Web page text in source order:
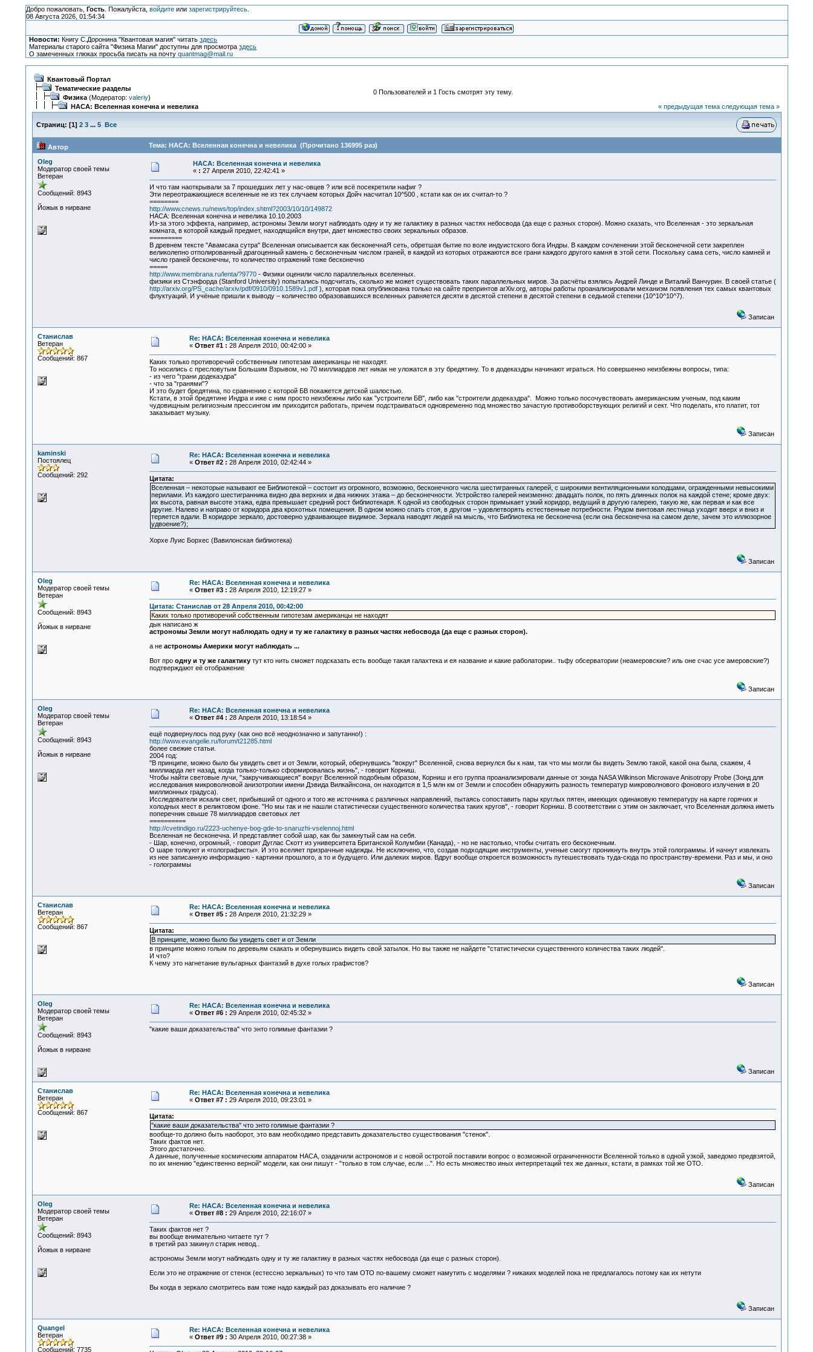
Добро пожаловать, Гость. Пожалуйста, войдитеили зарегистрируйтесь.
08 Августа 2026, 01:54:34
Новости: Книгу С.Доронина "Квантовая магия" читатьздесь
Материалы старого сайта "Физика Магии" доступны для просмотраздесь
О замеченных глюках просьба писать на почтуquantmag@mail.ru
Квантовый Портал
Тематические разделы
Физика(Модератор: valeriy)
НАСА: Вселенная конечна и невелика
0 Пользователей и 1 Гость смотрят эту тему.
« предыдущая тема следующая тема »
Страниц: [1] 2 3 ... 5 Все
Автор Тема: НАСА: Вселенная конечна и невелика (Прочитано 136995 раз)
Oleg
Модератор своей темы
Ветеран
Сообщений: 8943
Йожык в нирване
НАСА: Вселенная конечна и невелика
« : 27 Апреля 2010, 22:42:41 »
И что там наоткрывали за 7 прошедших лет у нас-овцев ? или всё посекретили нафиг ?
Эти переотражающиеся вселенные не из тех случаем которых Дойч насчитал 10^500 , кстати как он их считал-то ?
========
http://www.cnews.ru/news/top/index.shtml?2003/10/10/149872
НАСА: Вселенная конечна и невелика 10.10.2003
Из-за этого эффекта, например, астрономы Земли могут наблюдать одну и ту же галактику в разных частях небосвода (да еще с разных сторон). Можно сказать, что Вселенная - это зеркальная
комната, в которой каждый предмет, находящийся внутри, дает множество своих зеркальных образов.
=========
В древнем тексте "Авамсака сутра" Вселенная описывается как бесконечнаЯ сеть, обретшая бытие по воле индуистского бога Индры. В каждом сочленении этой бесконечной сети закреплен
великолепно отполированный драгоценный камень с бесконечным числом граней, в каждой из которых отражаются все грани каждого другого камня в этой сети. Поскольку сама сеть, число камней и
число граней бесконечны, то количество отражений тоже бесконечно
=====
http://www.membrana.ru/lenta/?9770- Физики оценили число параллельных вселенных.
физики из Стэнфорда (Stanford University) попытались подсчитать, сколько же может существовать таких параллельных миров. За расчёты взялись Андрей Линде и Виталий Ванчурин. В своей статье (
http://arxiv.org/PS_cache/arxiv/pdf/0910/0910.1589v1.pdf), которая пока опубликована только на сайте препринтов arXiv.org, авторы работы проанализировали механизм появления тех самых квантовых
флуктуаций. И учёные пришли к выводу – количество образовавшихся вселенных равняется десяти в десятой степени в десятой степени в седьмой степени (10^10^10^7).
Записан
Станислав
Ветеран
Сообщений: 867
Re: НАСА: Вселенная конечна и невелика
« Ответ #1 : 28 Апреля 2010, 00:42:00 »
Каких только противоречий собственным гипотезам американцы не находят.
То носились с пресловутым Большим Взрывом, но 70 миллиардов лет никак не уложатся в эту бредятину. То в додекаэдры начинают играться. Но совершенно неизбежны вопросы, типа:
- из чего "грани додекаэдра"
- что за "гранями"?
И это будет бредятина, по сравнению с которой БВ покажется детской шалостью.
Кстати, в этой бредятине Индра и иже с ним просто неизбежны либо как "устроители БВ", либо как "строители додекаэдра". Можно только посочувствовать американским ученым, под каким
чудовищным религиозным прессингом им приходится работать, причем подстраиваться одновременно под множество зачастую противоборствующих религий и сект. Что поделать, кто платит, тот
заказывает музыку.
Записан
kaminski
Постоялец
Сообщений: 292
Re: НАСА: Вселенная конечна и невелика
« Ответ #2 : 28 Апреля 2010, 02:42:44 »
Цитата:
Вселенная – некоторые называют ее Библиотекой – состоит из огромного, возможно, бесконечного числа шестигранных галерей, с широкими вентиляционными колодцами, огражденными невысокими
перилами. Из каждого шестигранника видно два верхних и два нижних этажа – до бесконечности. Устройство галерей неизменно: двадцать полок, по пять длинных полок на каждой стене; кроме двух:
их высота, равная высоте этажа, едва превышает средний рост библиотекаря. К одной из свободных сторон примыкает узкий коридор, ведущий в другую галерею, такую же, как первая и как все
другие. Налево и направо от коридора два крохотных помещения. В одном можно спать стоя, в другом – удовлетворять естественные потребности. Рядом винтовая лестница уходит вверх и вниз и
теряется вдали. В коридоре зеркало, достоверно удваивающее видимое. Зеркала наводят людей на мысль, что Библиотека не бесконечна (если она бесконечна на самом деле, зачем это иллюзорное
удвоение?);
Хорхе Луис Борхес (Вавилонская библиотека)
Записан
Oleg
Модератор своей темы
Ветеран
Сообщений: 8943
Йожык в нирване
Re: НАСА: Вселенная конечна и невелика
« Ответ #3 : 28 Апреля 2010, 12:19:27 »
Цитата: Станислав от 28 Апреля 2010, 00:42:00
Каких только противоречий собственным гипотезам американцы не находят
дык написано ж
астрономы Земли могут наблюдать одну и ту же галактику в разных частях небосвода (да еще с разных сторон).
а не астрономы Америки могут наблюдать ...
Вот про одну и ту же галактикутут кто нить сможет подсказать есть вообще такая галахтека и ея название и какие раболатории.. тьфу обсерватории (неамеровские? иль оне счас усе амеровские?)
подтверждают её отображение
Записан
Oleg
Модератор своей темы
Ветеран
Сообщений: 8943
Йожык в нирване
Re: НАСА: Вселенная конечна и невелика
« Ответ #4 : 28 Апреля 2010, 13:18:54 »
ещё подвернулось под руку (как оно всё неоднозначно и запутанно!) :
http://www.evangelie.ru/forum/t21285.html
более свежие статьи.
2004 год:
"В принципе, можно было бы увидеть свет и от Земли, который, обернувшись "вокруг" Вселенной, снова вернулся бы к нам, так что мы могли бы видеть Землю такой, какой она была, скажем, 4
миллиарда лет назад, когда только-только сформировалась жизнь", - говорит Корниш.
Чтобы найти световые лучи, "закручивающиеся" вокруг Вселенной подобным образом, Корниш и его группа проанализировали данные от зонда NASA Wilkinson Microwave Anisotropy Probe (Зонд для
исследования микроволновой анизотропии имени Дэвида Вилкайнсона, он находится в 1,5 млн км от Земли и способен обнаружить разность температур микроволнового фонового излучения в 20
миллионных градуса).
Исследователи искали свет, прибывший от одного и того же источника с различных направлений, пытаясь сопоставить пары круглых пятен, имеющих одинаковую температуру на карте горячих и
холодных мест в реликтовом фоне. "Но мы так и не нашли статистически существенного количества таких кругов", - говорит Корниш. В соответствии с этим он заключает, что Вселенная должна иметь
поперечник свыше 78 миллиардов световых лет
==========
http://cvetindigo.ru/2223-uchenye-bog-gde-to-snaruzhi-vselennoj.html
Вселенная не бесконечна. И представляет собой шар, как бы замкнутый сам на себя.
- Шар, конечно, огромный, - говорит Дуглас Скотт из университета Британской Колумбии (Канада), - но не настолько, чтобы считать его бесконечным.
О шаре толкуют и «голографисты». И это вселяет призрачные надежды. Не исключено, что, создав подходящие инструменты, ученые смогут проникнуть внутрь этой голограммы. И начнут извлекать
из нее записанную информацию - картинки прошлого, а то и будущего. Или далеких миров. Вдруг вообще откроется возможность путешествовать туда-сюда по пространству-времени. Раз и мы, и оно
- голограммы
Записан
Станислав
Ветеран
Сообщений: 867
Re: НАСА: Вселенная конечна и невелика
« Ответ #5 : 28 Апреля 2010, 21:32:29 »
Цитата:
В принципе, можно было бы увидеть свет и от Земли
в принципе можно голым по деревьям скакать и обернувшись видеть свой затылок. Но вы также не найдете "статистически существенного количества таких людей".
И что?
К чему это нагнетание вульгарных фантазий в духе голых графистов?
Записан
Oleg
Модератор своей темы
Ветеран
Сообщений: 8943
Йожык в нирване
Re: НАСА: Вселенная конечна и невелика
« Ответ #6 : 29 Апреля 2010, 02:45:32 »
"какие ваши доказательства" что энто голимые фантазии ?
Записан
Станислав
Ветеран
Сообщений: 867
Re: НАСА: Вселенная конечна и невелика
« Ответ #7 : 29 Апреля 2010, 09:23:01 »
Цитата:
"какие ваши доказательства" что энто голимые фантазии ?
вообще-то должно быть наоборот, это вам необходимо представить доказательство существования "стенок".
Таких фактов нет.
Этого достаточно.
А данные, полученные космическим аппаратом НАСА, озадачили астрономов и с новой остротой поставили вопрос о возможной ограниченности Вселенной только в одной узкой, заведомо предвзятой,
по их мнению "единственно верной" модели, как они пишут - "только в том случае, если ...". Но есть множество иных интерпретаций тех же данных, кстати, в рамках той же ОТО.
Записан
Oleg
Модератор своей темы
Ветеран
Сообщений: 8943
Йожык в нирване
Re: НАСА: Вселенная конечна и невелика
« Ответ #8 : 29 Апреля 2010, 22:16:07 »
Таких фактов нет ?
вы вообще внимательно читаете тут ?
в третий раз закинул старик невод..
астрономы Земли могут наблюдать одну и ту же галактику в разных частях небосвода (да еще с разных сторон).
Если это не отражение от стенок (естессно зеркальных) то что там ОТО по-вашему сможет намутить с моделями ? никаких моделей пока не предлагалось потому как их нетути
Вы когда в зеркало смотритесь вам тоже надо каждый раз доказывать его наличие ?
Записан
Quangel
Ветеран
Сообщений: 7735
Re: НАСА: Вселенная конечна и невелика
« Ответ #9 : 30 Апреля 2010, 00:27:38 »